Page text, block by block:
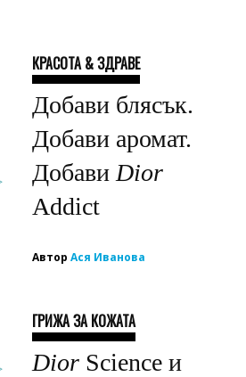
КРАСОТА & ЗДРАВЕ
Добави блясък.
Добави аромат.
Добави Dior
Addict
Автор Ася Иванова
ГРИЖА ЗА КОЖАТА
Dior Science и